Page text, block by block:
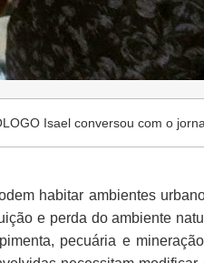
Isael conversou com o
habitar ambientes
e perda do ambiente
pecuária e